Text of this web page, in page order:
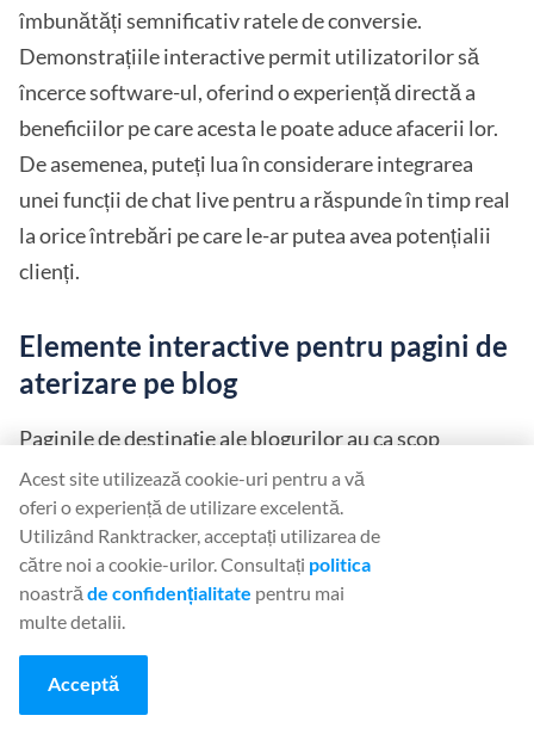
îmbunătăți semnificativ ratele de conversie.
Demonstrațiile interactive permit utilizatorilor să
încerce software-ul, oferind o experiență directă a
beneficiilor pe care acesta le poate aduce afacerii lor.
De asemenea, puteți lua în considerare integrarea
unei funcții de chat live pentru a răspunde în timp real
la orice întrebări pe care le-ar putea avea potențialii
clienți.
Elemente interactive pentru pagini de
aterizare pe blog
Paginile de destinație ale blogurilor au ca scop
captarea decliențipotențiali șicreșterea loialității
cliențilorprin elemente precum marketingul prin e-
mail. Oferirea unui element interactiv, cum ar fi o
resursă descărcabilă gratuit sau bonusuri de
înscriere, poate atrage vizitatorii să se alăture listei
dvs. de corespondență. Sondajele sau chestionarele
interactive fac pagina web mai atractivă și oferă, de
Acest site utilizează cookie-uri pentru a vă
oferi o experiență de utilizare excelentă.
Utilizând Ranktracker, acceptați utilizarea de
către noi a cookie-urilor. Consultați politica
noastră de confidențialitate pentru mai
multe detalii.
Acceptă